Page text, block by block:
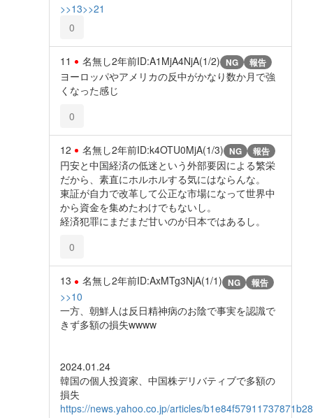
>>13>>21
0
11 名無し2年前ID:A1MjA4NjA(1/2) NG 報告
ヨーロッパやアメリカの反中がかなり数か月で強
くなった感じ
0
12 名無し2年前ID:k4OTU0MjA(1/3) NG 報告
円安と中国経済の低迷という外部要因による繁栄
だから、素直にホルホルする気にはならんな。
東証が自力で改革して公正な市場になって世界中
から資金を集めたわけでもないし。
経済犯罪にまだまだ甘いのが日本ではあるし。
0
13 名無し2年前ID:AxMTg3NjA(1/1) NG 報告
>>10
一方、朝鮮人は反日精神病のお陰で事実を認識で
きず多額の損失wwww
2024.01.24
韓国の個人投資家、中国株デリバティブで多額の
損失
https://news.yahoo.co.jp/articles/